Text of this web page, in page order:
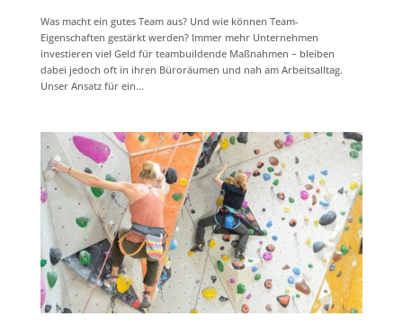
Was macht ein gutes Team aus? Und wie können Team-
Eigenschaften gestärkt werden? Immer mehr Unternehmen
investieren viel Geld für teambuildende Maßnahmen – bleiben
dabei jedoch oft in ihren Büroräumen und nah am Arbeitsalltag.
Unser Ansatz für ein...